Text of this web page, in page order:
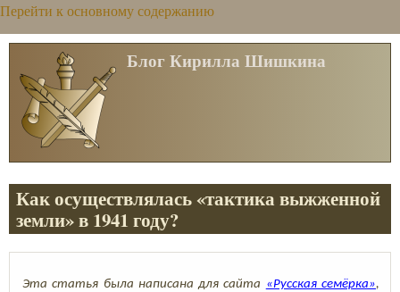
Перейти к основному содержанию
Блог Кирилла Шишкина
Как осуществлялась «тактика выжженной
земли» в 1941 году?
Эта статья была написана для сайта «Русская семёрка»,